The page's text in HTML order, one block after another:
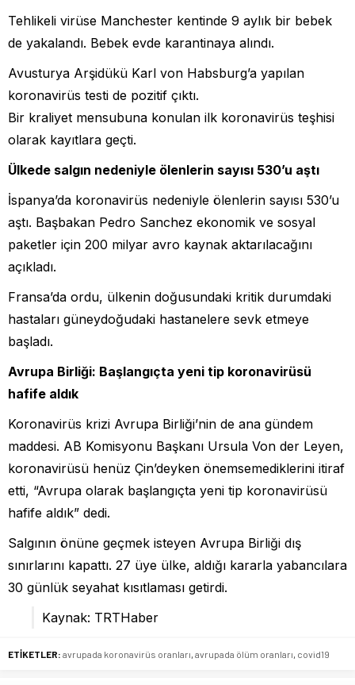
Tehlikeli virüse Manchester kentinde 9 aylık bir bebek
de yakalandı. Bebek evde karantinaya alındı.
Avusturya Arşidükü Karl von Habsburg’a yapılan
koronavirüs testi de pozitif çıktı.
Bir kraliyet mensubuna konulan ilk koronavirüs teşhisi
olarak kayıtlara geçti.
Ülkede salgın nedeniyle ölenlerin sayısı 530’u aştı
İspanya’da koronavirüs nedeniyle ölenlerin sayısı 530’u
aştı. Başbakan Pedro Sanchez ekonomik ve sosyal
paketler için 200 milyar avro kaynak aktarılacağını
açıkladı.
Fransa’da ordu, ülkenin doğusundaki kritik durumdaki
hastaları güneydoğudaki hastanelere sevk etmeye
başladı.
Avrupa Birliği: Başlangıçta yeni tip koronavirüsü
hafife aldık
Koronavirüs krizi Avrupa Birliği’nin de ana gündem
maddesi. AB Komisyonu Başkanı Ursula Von der Leyen,
koronavirüsü henüz Çin’deyken önemsemediklerini itiraf
etti, “Avrupa olarak başlangıçta yeni tip koronavirüsü
hafife aldık” dedi.
Salgının önüne geçmek isteyen Avrupa Birliği dış
sınırlarını kapattı. 27 üye ülke, aldığı kararla yabancılara
30 günlük seyahat kısıtlaması getirdi.
Kaynak: TRTHaber
ETİKETLER: avrupada koronavirüs oranları, avrupada ölüm oranları, covid19